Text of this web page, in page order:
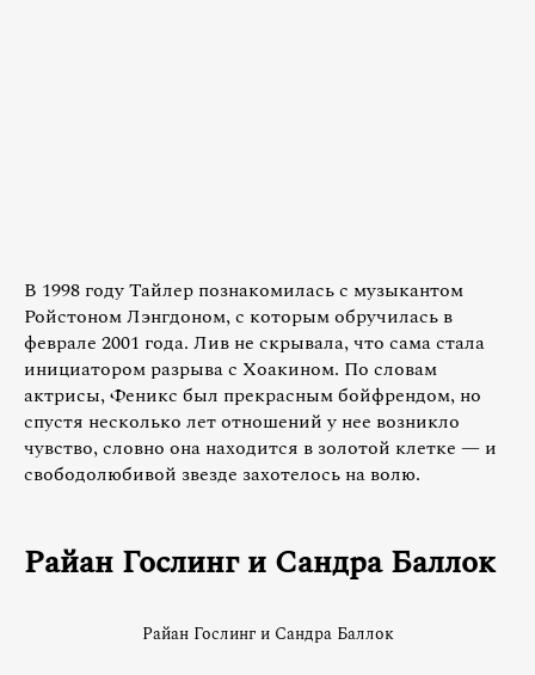
В 1998 году Тайлер познакомилась с музыкантом
Ройстоном Лэнгдоном, с которым обручилась в
феврале 2001 года. Лив не скрывала, что сама стала
инициатором разрыва с Хоакином. По словам
актрисы, Феникс был прекрасным бойфрендом, но
спустя несколько лет отношений у нее возникло
чувство, словно она находится в золотой клетке — и
свободолюбивой звезде захотелось на волю.
Райан Гослинг и Сандра Баллок
Райан Гослинг и Сандра Баллок